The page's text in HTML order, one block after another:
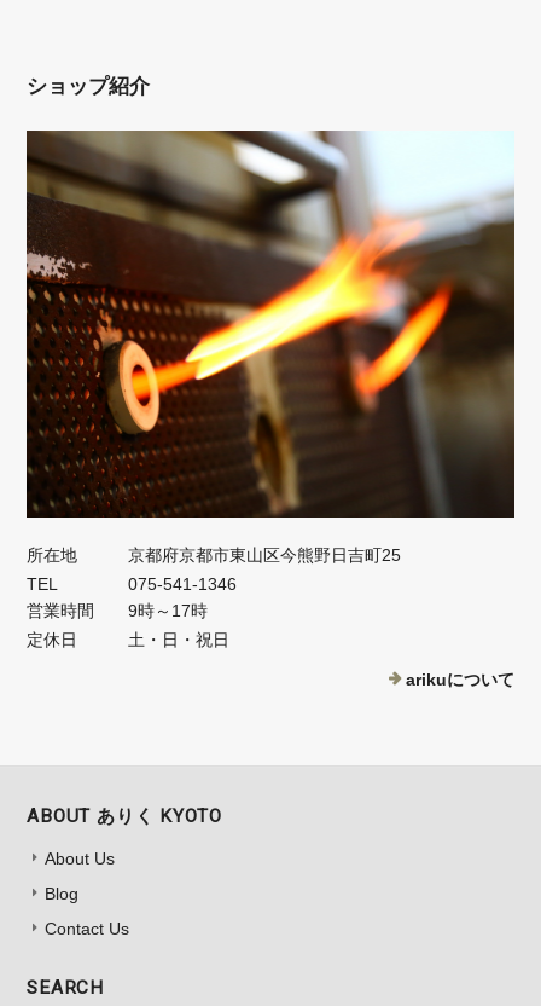
ショップ紹介
所在地
京都府京都市東山区今熊野日吉町25
TEL
075-541-1346
営業時間
9時～17時
定休日
土・日・祝日
arikuについて
ABOUT ありく KYOTO
About Us
Blog
Contact Us
SEARCH